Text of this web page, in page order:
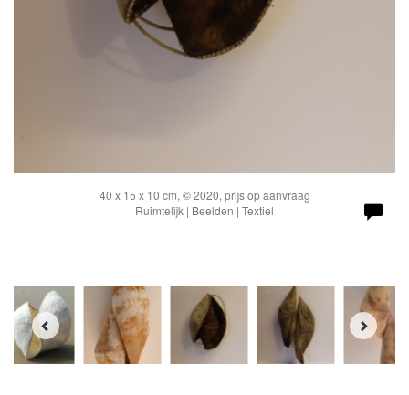
40 x 15 x 10 cm, © 2020, prijs op aanvraag
Ruimtelijk | Beelden | Textiel